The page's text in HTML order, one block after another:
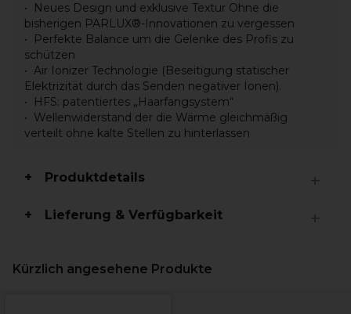
Neues Design und exklusive Textur Ohne die
bisherigen PARLUX®-Innovationen zu vergessen
Perfekte Balance um die Gelenke des Profis zu
schützen
Air Ionizer Technologie (Beseitigung statischer
Elektrizität durch das Senden negativer Ionen).
HFS: patentiertes „Haarfangsystem“
Wellenwiderstand der die Wärme gleichmäßig
verteilt ohne kalte Stellen zu hinterlassen
Produktdetails
Lieferung & Verfügbarkeit
Kürzlich angesehene Produkte